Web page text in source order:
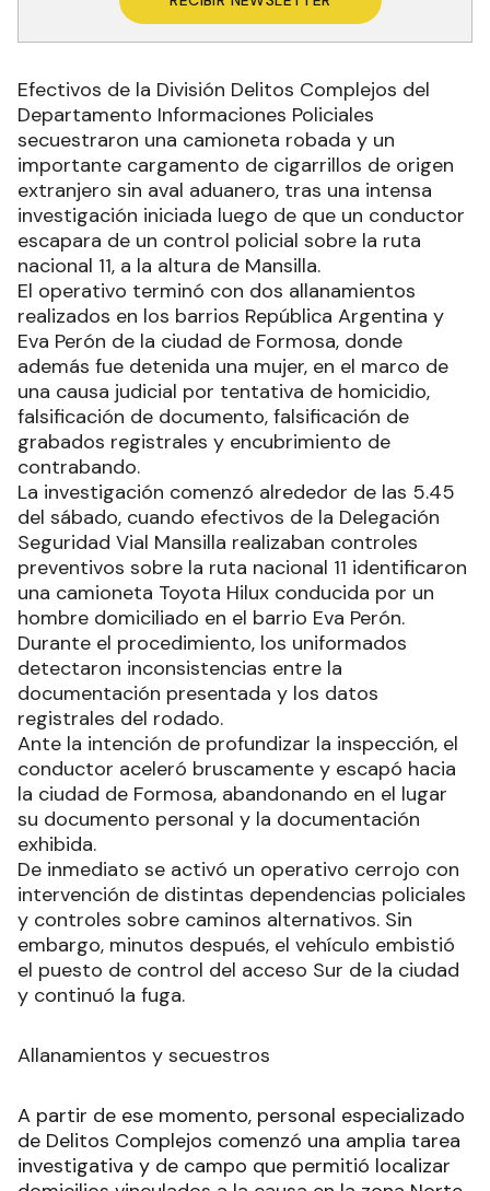
Efectivos de la División Delitos Complejos del
Departamento Informaciones Policiales
secuestraron una camioneta robada y un
importante cargamento de cigarrillos de origen
extranjero sin aval aduanero, tras una intensa
investigación iniciada luego de que un conductor
escapara de un control policial sobre la ruta
nacional 11, a la altura de Mansilla.
El operativo terminó con dos allanamientos
realizados en los barrios República Argentina y
Eva Perón de la ciudad de Formosa, donde
además fue detenida una mujer, en el marco de
una causa judicial por tentativa de homicidio,
falsificación de documento, falsificación de
grabados registrales y encubrimiento de
contrabando.
La investigación comenzó alrededor de las 5.45
del sábado, cuando efectivos de la Delegación
Seguridad Vial Mansilla realizaban controles
preventivos sobre la ruta nacional 11 identificaron
una camioneta Toyota Hilux conducida por un
hombre domiciliado en el barrio Eva Perón.
Durante el procedimiento, los uniformados
detectaron inconsistencias entre la
documentación presentada y los datos
registrales del rodado.
Ante la intención de profundizar la inspección, el
conductor aceleró bruscamente y escapó hacia
la ciudad de Formosa, abandonando en el lugar
su documento personal y la documentación
exhibida.
De inmediato se activó un operativo cerrojo con
intervención de distintas dependencias policiales
y controles sobre caminos alternativos. Sin
embargo, minutos después, el vehículo embistió
el puesto de control del acceso Sur de la ciudad
y continuó la fuga.
Allanamientos y secuestros
A partir de ese momento, personal especializado
de Delitos Complejos comenzó una amplia tarea
investigativa y de campo que permitió localizar